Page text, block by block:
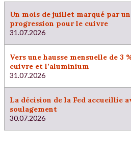
Un mois de juillet marqué par
progression pour le cuivre
31.07.2026
Vers une hausse mensuelle de 3
cuivre et l’aluminium
31.07.2026
La décision de la Fed accueillie
soulagement
30.07.2026